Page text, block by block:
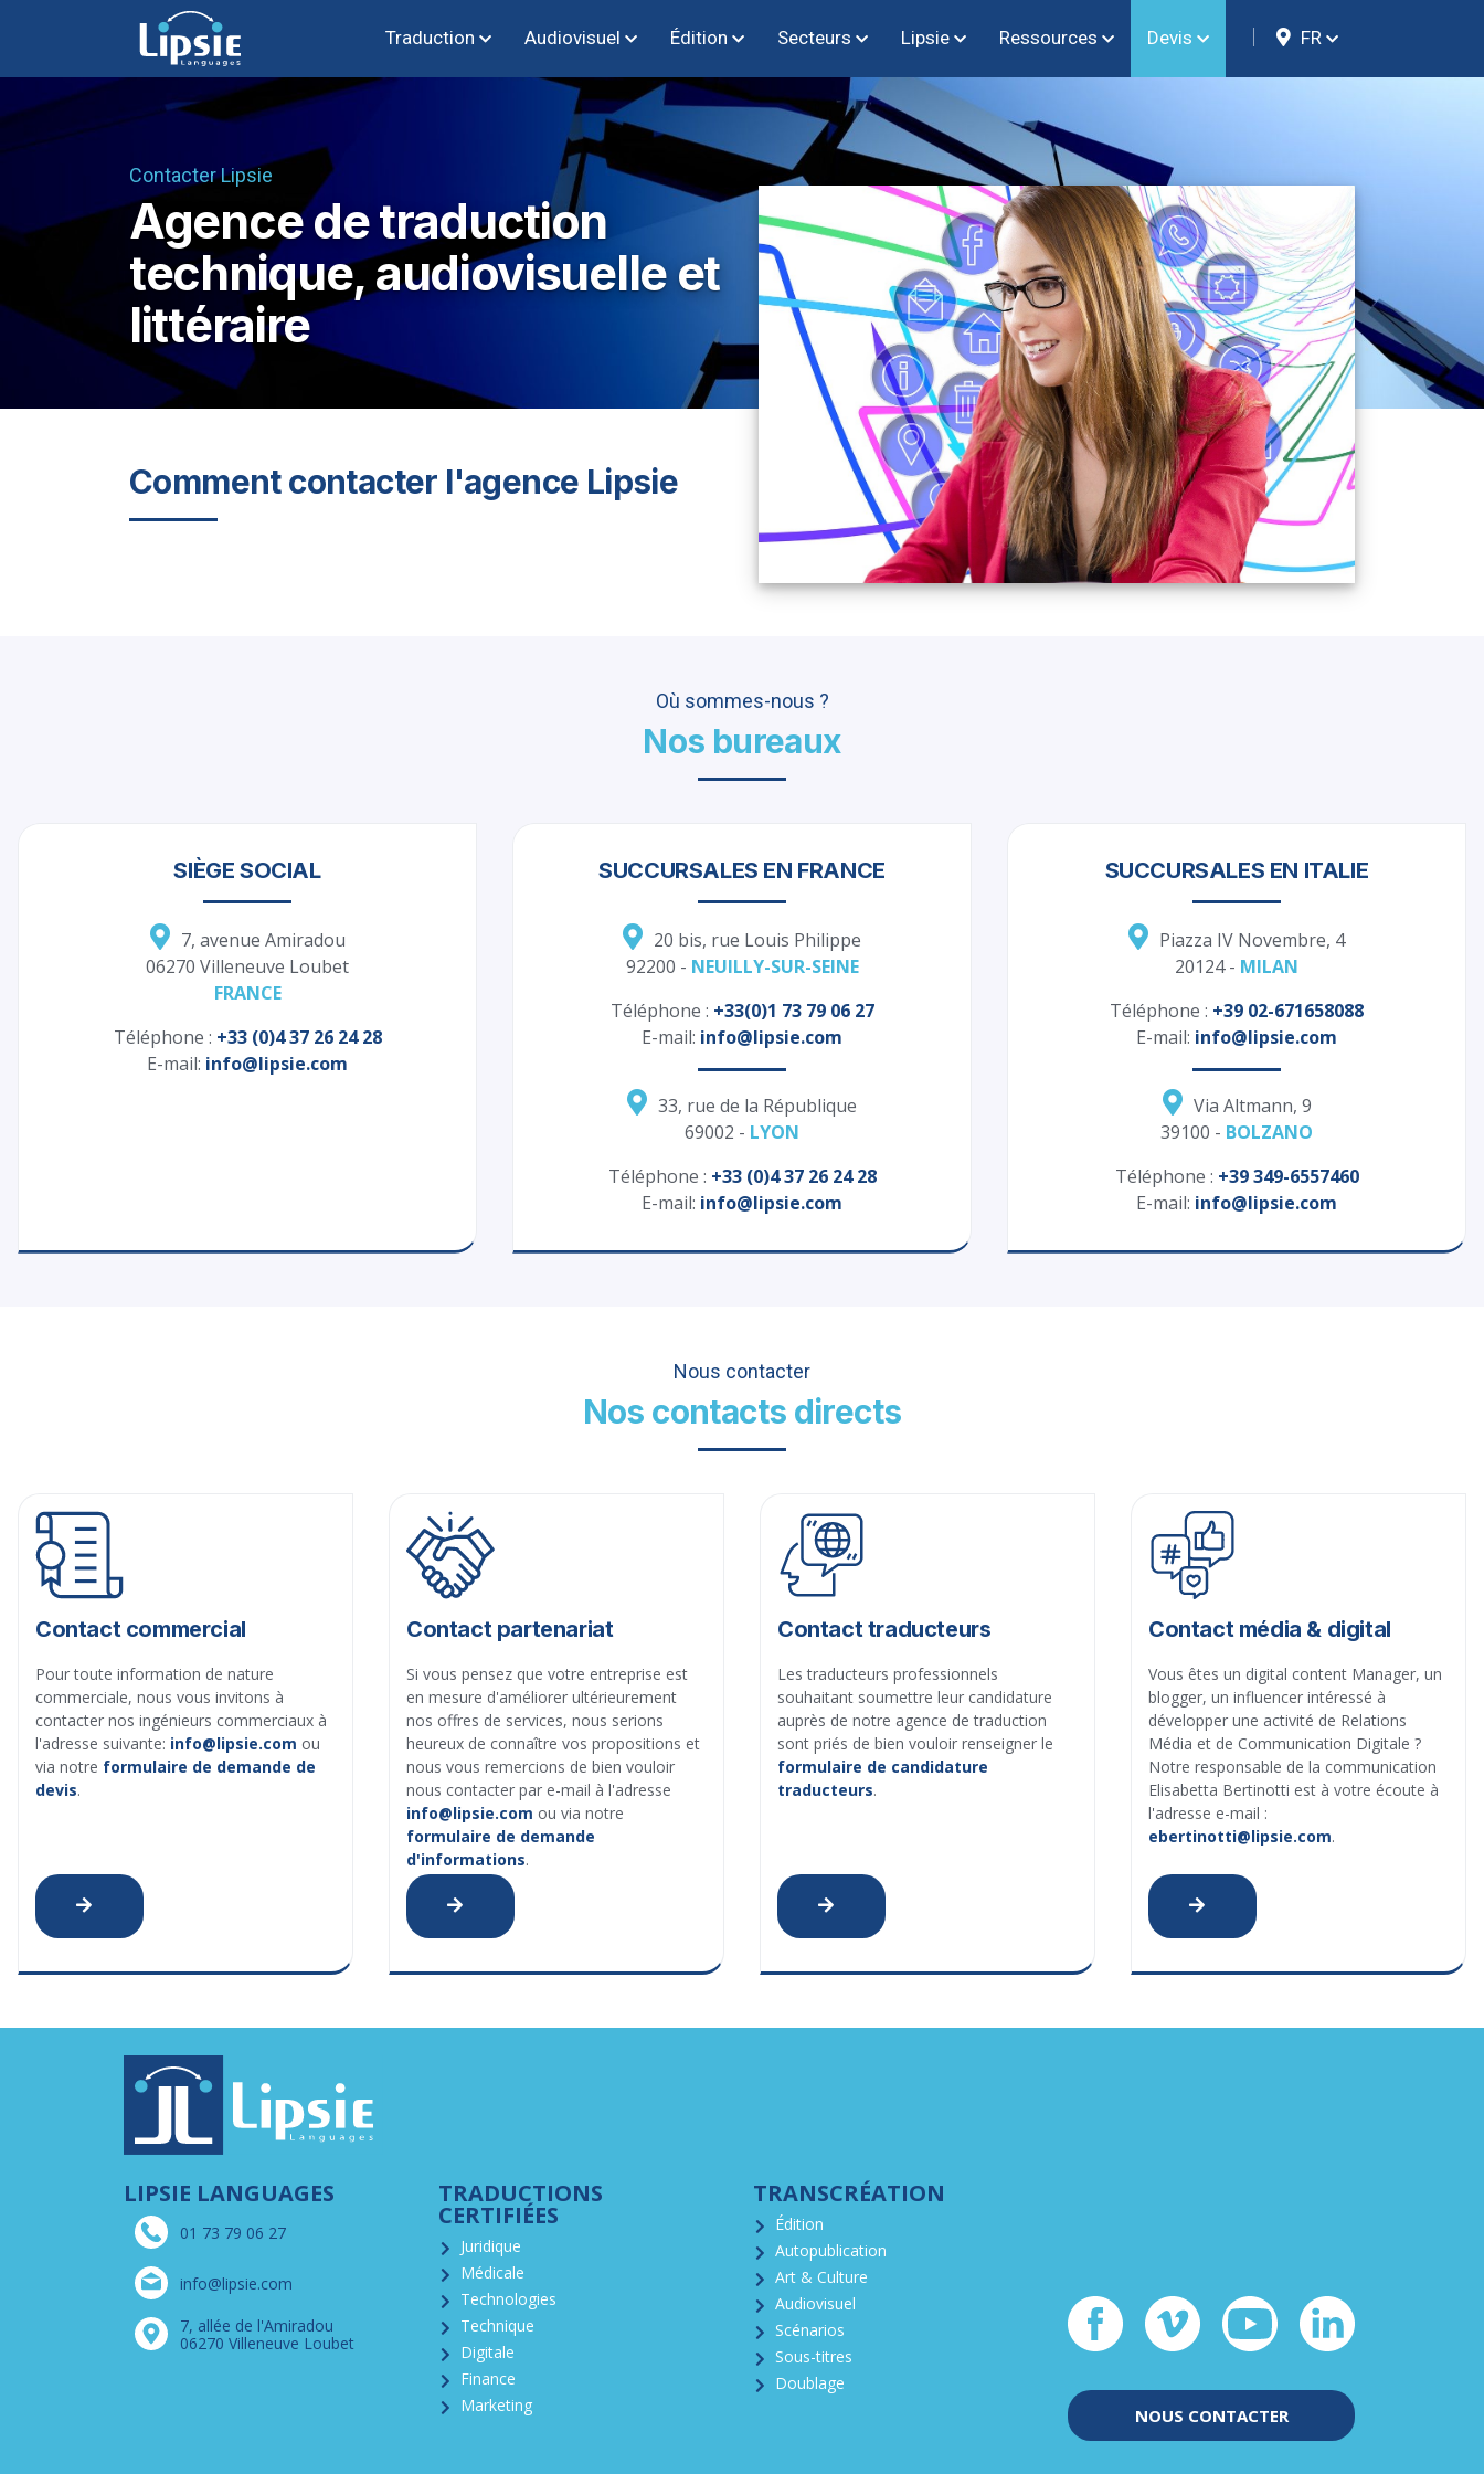
Traduction Audiovisuel Édition Secteurs Lipsie Ressources Devis FR
Contacter Lipsie
Agence de traduction
technique, audiovisuelle et
littéraire
Comment contacter l'agence Lipsie
Où sommes-nous ?
Nos bureaux
SIÈGE SOCIAL
7, avenue Amiradou
06270 Villeneuve Loubet
FRANCE
Téléphone : +33 (0)4 37 26 24 28
E-mail: info@lipsie.com
SUCCURSALES EN FRANCE
20 bis, rue Louis Philippe
92200 - NEUILLY-SUR-SEINE
Téléphone : +33(0)1 73 79 06 27
E-mail: info@lipsie.com
33, rue de la République
69002 - LYON
Téléphone : +33 (0)4 37 26 24 28
E-mail: info@lipsie.com
SUCCURSALES EN ITALIE
Piazza IV Novembre, 4
20124 - MILAN
Téléphone : +39 02-671658088
E-mail: info@lipsie.com
Via Altmann, 9
39100 - BOLZANO
Téléphone : +39 349-6557460
E-mail: info@lipsie.com
Nous contacter
Nos contacts directs
Contact commercial
Pour toute information de nature
commerciale, nous vous invitons à
contacter nos ingénieurs commerciaux à
l'adresse suivante: info@lipsie.com ou
via notre formulaire de demande de
devis.
Contact partenariat
Si vous pensez que votre entreprise est
en mesure d'améliorer ultérieurement
nos offres de services, nous serions
heureux de connaître vos propositions et
nous vous remercions de bien vouloir
nous contacter par e-mail à l'adresse
info@lipsie.com ou via notre
formulaire de demande
d'informations.
Contact traducteurs
Les traducteurs professionnels
souhaitant soumettre leur candidature
auprès de notre agence de traduction
sont priés de bien vouloir renseigner le
formulaire de candidature
traducteurs.
Contact média & digital
Vous êtes un digital content Manager, un
blogger, un influencer intéressé à
développer une activité de Relations
Média et de Communication Digitale ?
Notre responsable de la communication
Elisabetta Bertinotti est à votre écoute à
l'adresse e-mail :
ebertinotti@lipsie.com.
LIPSIE LANGUAGES
01 73 79 06 27
info@lipsie.com
7, allée de l'Amiradou
06270 Villeneuve Loubet
TRADUCTIONS
CERTIFIÉES
Juridique
Médicale
Technologies
Technique
Digitale
Finance
Marketing
TRANSCRÉATION
Édition
Autopublication
Art & Culture
Audiovisuel
Scénarios
Sous-titres
Doublage
NOUS CONTACTER